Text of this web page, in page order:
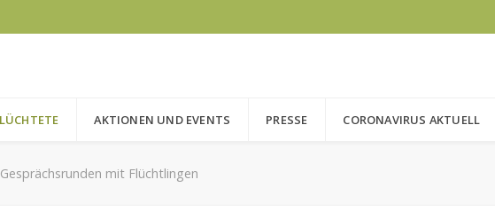
AKTIONEN UND EVENTS PRESSE CORONAVIRUS AKTUELL
Gesprächsrunden mit Flüchtlingen